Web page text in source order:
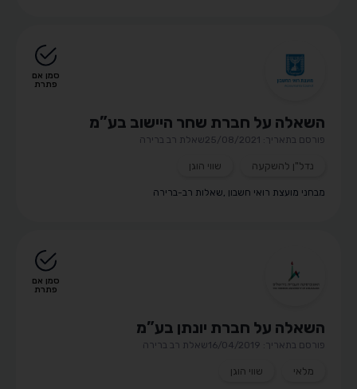
השאלה על חברת שחר היישוב בע”מ
פורסם בתאריך: 25/08/2021 שאלת רב ברירה
נדל"ן להשקעה שווי הוגן
מבחני מועצת רואי חשבון ,שאלות רב-ברירה
סמן אם
פתרת
השאלה על חברת יונתן בע”מ
פורסם בתאריך: 16/04/2019 שאלת רב ברירה
מלאי שווי הוגן
סמן אם
פתרת